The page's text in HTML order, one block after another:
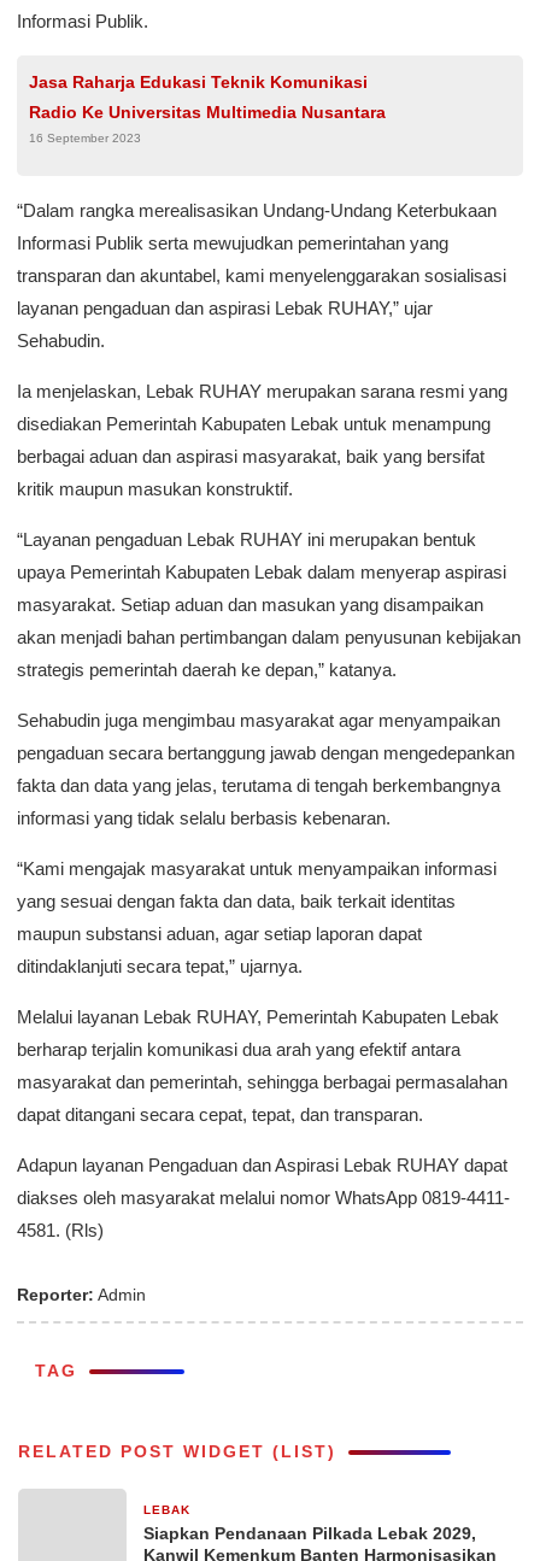
Informasi Publik.
Jasa Raharja Edukasi Teknik Komunikasi
Radio Ke Universitas Multimedia Nusantara
16 September 2023
“Dalam rangka merealisasikan Undang-Undang Keterbukaan
Informasi Publik serta mewujudkan pemerintahan yang
transparan dan akuntabel, kami menyelenggarakan sosialisasi
layanan pengaduan dan aspirasi Lebak RUHAY,” ujar
Sehabudin.
Ia menjelaskan, Lebak RUHAY merupakan sarana resmi yang
disediakan Pemerintah Kabupaten Lebak untuk menampung
berbagai aduan dan aspirasi masyarakat, baik yang bersifat
kritik maupun masukan konstruktif.
“Layanan pengaduan Lebak RUHAY ini merupakan bentuk
upaya Pemerintah Kabupaten Lebak dalam menyerap aspirasi
masyarakat. Setiap aduan dan masukan yang disampaikan
akan menjadi bahan pertimbangan dalam penyusunan kebijakan
strategis pemerintah daerah ke depan,” katanya.
Sehabudin juga mengimbau masyarakat agar menyampaikan
pengaduan secara bertanggung jawab dengan mengedepankan
fakta dan data yang jelas, terutama di tengah berkembangnya
informasi yang tidak selalu berbasis kebenaran.
“Kami mengajak masyarakat untuk menyampaikan informasi
yang sesuai dengan fakta dan data, baik terkait identitas
maupun substansi aduan, agar setiap laporan dapat
ditindaklanjuti secara tepat,” ujarnya.
Melalui layanan Lebak RUHAY, Pemerintah Kabupaten Lebak
berharap terjalin komunikasi dua arah yang efektif antara
masyarakat dan pemerintah, sehingga berbagai permasalahan
dapat ditangani secara cepat, tepat, dan transparan.
Adapun layanan Pengaduan dan Aspirasi Lebak RUHAY dapat
diakses oleh masyarakat melalui nomor WhatsApp 0819-4411-
4581. (Rls)
Reporter: Admin
TAG
RELATED POST WIDGET (LIST)
LEBAK
Siapkan Pendanaan Pilkada Lebak 2029,
Kanwil Kemenkum Banten Harmonisasikan